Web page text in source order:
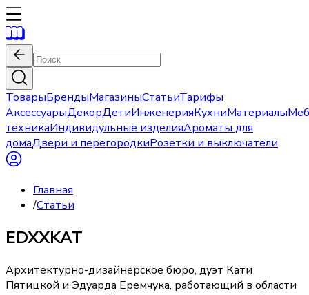
ТоварыБрендыМагазиныСтатьиТарифы
АксессуарыДекорДетиИнженерияКухниМатериалы
техникаИндивидульные изделияАроматы для
домаДвери и перегородкиРозетки и выключатели
Главная
/Статьи
EDXXKAT
Архитектурно-дизайнерское бюро, дуэт Кати
Пятицкой и Эдуарда Еремчука, работающий в области